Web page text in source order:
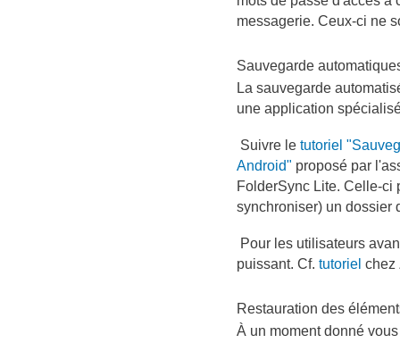
messagerie. Ceux-ci ne
Sauvegarde
La sauvegarde
une application
Suivre le tutoriel
Android" proposé par
FolderSync Lite. Celle-ci
synchroniser) un dossier
Pour les utilisateurs
puissant. Cf. tutoriel chez
Restauration des
À un moment donné